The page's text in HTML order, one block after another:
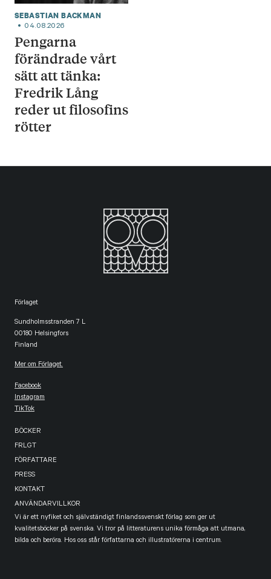
SEBASTIAN BACKMAN
04.08.2026
Pengarna
förändrade vårt
sätt att tänka:
Fredrik Lång
reder ut filosofins
rötter
Förlaget
Sundholmsstranden 7 L
00180 Helsingfors
Finland
Mer om Förlaget.
Facebook
Instagram
TikTok
BÖCKER
FRLGT
FÖRFATTARE
PRESS
KONTAKT
ANVÄNDARVILLKOR
Vi är ett nyfiket och självständigt finlandssvenskt förlag som ger ut
kvalitetsböcker på svenska. Vi tror på litteraturens unika förmåga att utmana,
bilda och beröra. Hos oss står författarna och illustratörerna i centrum.